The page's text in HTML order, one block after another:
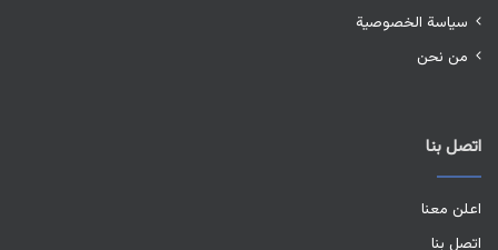
سياسة الخصوصية
من نحن
اتصل بنا
اعلن معنا
اتصل بنا